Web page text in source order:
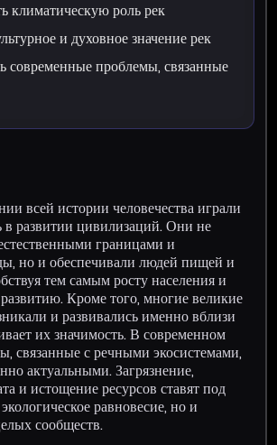
климатическую роль рек
и духовное значение рек
современные проблемы, связанные
всей истории человечества играли
развитии цивилизаций. Они не
границами и
но и обеспечивали людей пищей и
тем самым росту населения и
Кроме того, многие великие
и развивались именно вблизи
их значимость. В современном
связанные с речными экосистемами,
актуальными. Загрязнение,
и истощение ресурсов ставят под
равновесие, но и
сообществ.